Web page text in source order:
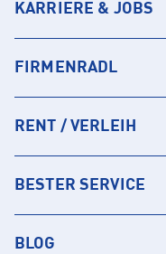
KARRIERE & JOBS
FIRMENRADL
RENT / VERLEIH
BESTER SERVICE
BLOG